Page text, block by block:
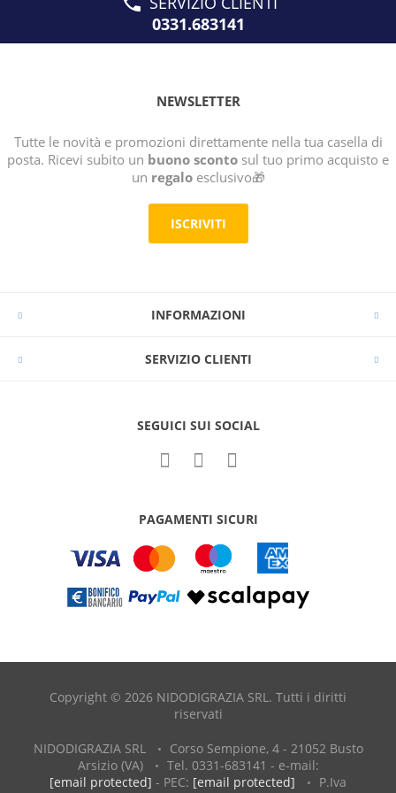
0331.683141
NEWSLETTER
Tutte le novità e promozioni direttamente nella tua casella di
posta. Ricevi subito un buono sconto sul tuo primo acquisto e
un regaloesclusivo🎁
ISCRIVITI
INFORMAZIONI
SERVIZIO CLIENTI
SEGUICI SUI SOCIAL
PAGAMENTI SICURI
Copyright © 2026 NIDODIGRAZIA SRL. Tutti i diritti
riservati
NIDODIGRAZIA SRL
Corso Sempione, 4 - 21052 Busto
Arsizio (VA)
Tel. 0331-683141 - e-mail:
[email protected] - PEC: [email protected]
P.Iva